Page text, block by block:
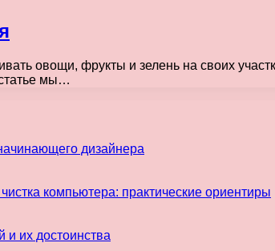
овощи, фрукты и зелень на своих
мы…
дизайнера
компьютера: практические ориентиры
и их достоинства